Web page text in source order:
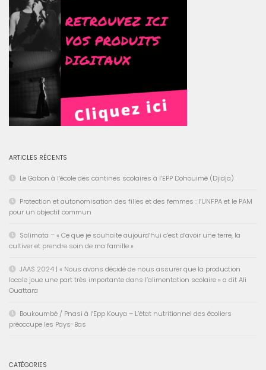
ARTICLES RÉCENTS
Le Gabon à l’école des cantines scolaires à l’EPP Dohouimè (Djidja)
Protection et autonomisation des filles et des femmes : l’UNFPA et le PAM
pour un objectif commun
Salimata – « Ce que je souhaite aujourd’hui c’est d’avoir une terre, la
cultiver et prendre soin de ma famille »
JAAS 2024 | « Nous avons décidé de nous assurer que la production
locale joue une part très importante dans l’alimentation scolaire » a dit Ali
Ouattara
Boukoumbé / Pnasi à l’Epp Kouya – L’état nutritionnel des écoliers
préoccupe les Pays-Bas
CATÉGORIES